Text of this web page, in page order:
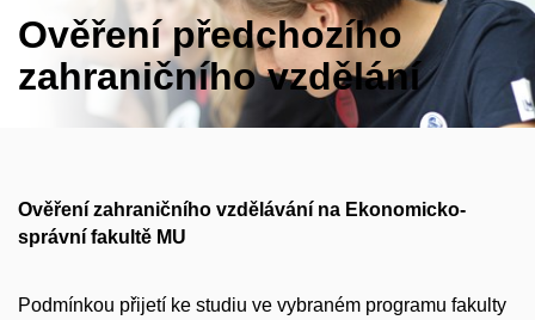
Ověření předchozího
zahraničního vzdělání
Ověření zahraničního vzdělávání na Ekonomicko-
správní fakultě MU
Podmínkou přijetí ke studiu ve vybraném programu fakulty